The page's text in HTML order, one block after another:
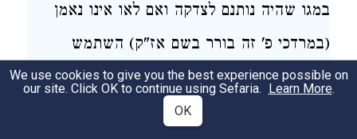
במגו שהיה נותנם לצדקה ואם לאו אינו נאמן
(במרדכי פ' זה בורר בשם אז"ק) השתמש
בתיבה מעות הקדש וחולין זה אחר זה ומצא
אחר כך מעות אזלינן בתר בתרא (הגהות מרדכי
We use cookies to give you the best experience possible on
our site. Click OK to continue using Sefaria. Learn More.
OK